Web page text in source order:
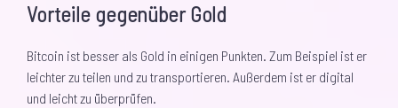
Vorteile gegenüber Gold
Bitcoin ist besser als Gold in einigen Punkten. Zum Beispiel ist er
leichter zu teilen und zu transportieren. Außerdem ist er digital
und leicht zu überprüfen.